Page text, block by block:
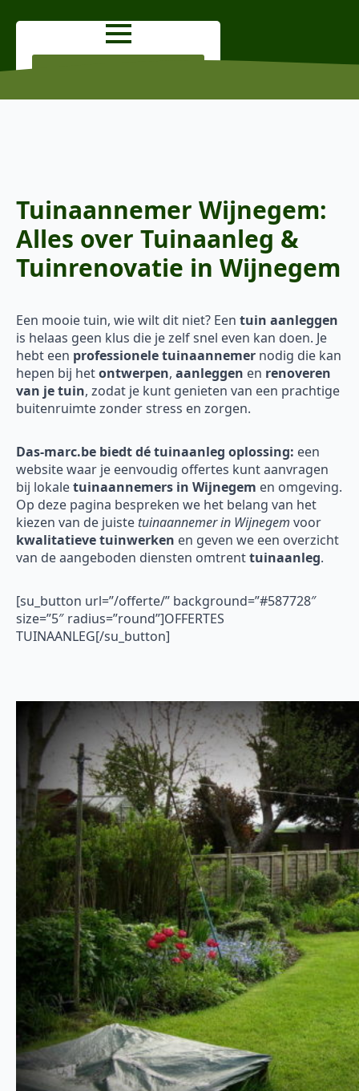
Tuinaannemer Wijnegem:
Alles over Tuinaanleg &
Tuinrenovatie in Wijnegem
Een mooie tuin, wie wilt dit niet? Een tuin aanleggen
is helaas geen klus die je zelf snel even kan doen. Je
hebt een professionele tuinaannemer nodig die kan
hepen bij hetontwerpen, aanleggen en renoveren
van je tuin, zodat je kunt genieten van een prachtige
buitenruimte zonder stress en zorgen.
Das-marc.be biedt dé tuinaanleg oplossing: een
website waar je eenvoudig offertes kunt aanvragen
bij lokaletuinaannemers in Wijnegem en omgeving.
Op deze pagina bespreken we het belang van het
kiezen van de juiste tuinaannemer in Wijnegem voor
kwalitatieve tuinwerken en geven we een overzicht
van de aangeboden diensten omtrenttuinaanleg.
[su_button url=”/offerte/” background=”#587728″
size=”5″ radius=”round”]OFFERTES
TUINAANLEG[/su_button]